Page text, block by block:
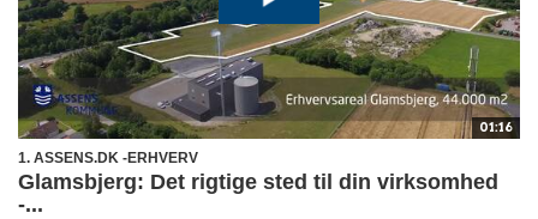
01:16
1. ASSENS.DK -ERHVERV
Glamsbjerg: Det rigtige sted til din virksomhed
-...